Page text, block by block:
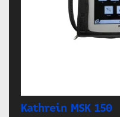
Kathrein MSK 150